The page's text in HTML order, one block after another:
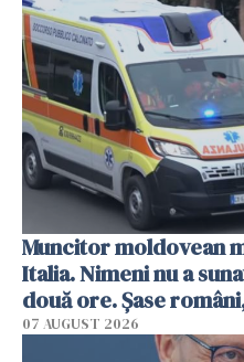
Muncitor moldovean
Italia. Nimeni nu a
două ore. Șase
07 AUGUST 2026